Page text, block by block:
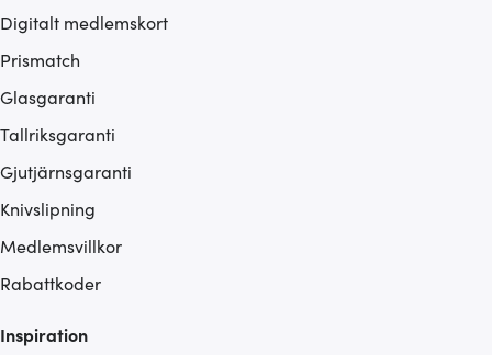
Digitalt medlemskort
Prismatch
Glasgaranti
Tallriksgaranti
Gjutjärnsgaranti
Knivslipning
Medlemsvillkor
Rabattkoder
Inspiration